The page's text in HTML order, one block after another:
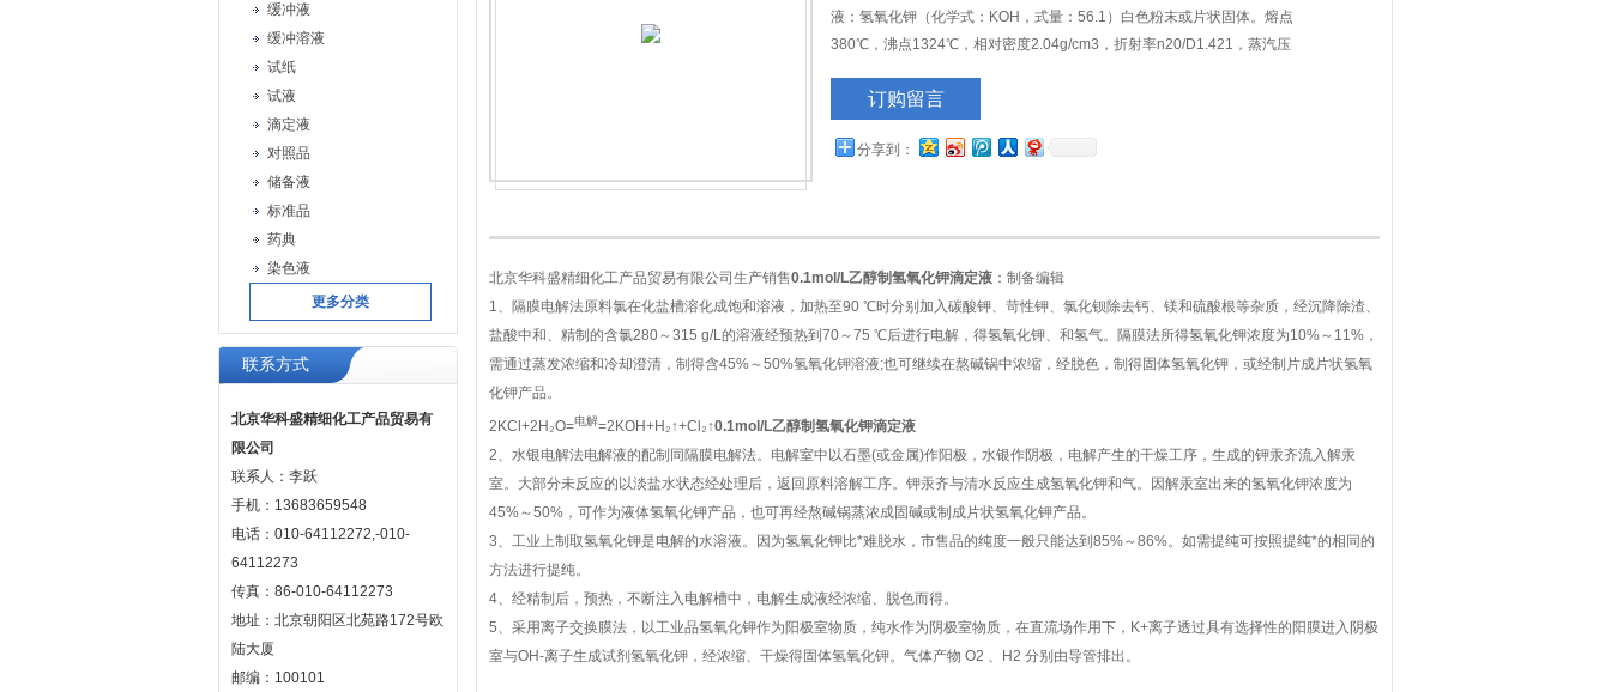
缓冲液
缓冲溶液
试纸
试液
滴定液
对照品
储备液
标准品
药典
染色液
更多分类
联系方式
北京华科盛精细化工产品贸易有
限公司
联系人：李跃
手机：13683659548
电话：010-64112272,-010-
64112273
传真：86-010-64112273
地址：北京朝阳区北苑路172号欧
陆大厦
邮编：100101
液：氢氧化钾（化学式：KOH，式量：56.1）白色粉末或片状固体。熔点
380℃，沸点1324℃，相对密度2.04g/cm3，折射率n20/D1.421，蒸汽压
pH为13.5。极易吸收空气中水分而潮解，吸收二氧化碳而成碳酸钾。溶于约0.6
订购留言
分享到：
北京华科盛精细化工产品贸易有限公司生产销售0.1mol/L乙醇制氢氧化钾滴定液 ：制备编辑
1、隔膜电解法原料氯在化盐槽溶化成饱和溶液，加热至90 ℃时分别加入碳酸钾、苛性钾、氯化钡除去钙、镁和硫酸根等杂质，经沉降除渣、
盐酸中和、精制的含氯280～315 g/L的溶液经预热到70～75 ℃后进行电解，得氢氧化钾、和氢气。隔膜法所得氢氧化钾浓度为10%～11%，
需通过蒸发浓缩和冷却澄清，制得含45%～50%氢氧化钾溶液;也可继续在熬碱锅中浓缩，经脱色，制得固体氢氧化钾，或经制片成片状氢氧
化钾产品。
2KCl+2H₂O=电解=2KOH+H₂↑+Cl₂↑0.1mol/L乙醇制氢氧化钾滴定液
2、水银电解法电解液的配制同隔膜电解法。电解室中以石墨(或金属)作阳极，水银作阴极，电解产生的干燥工序，生成的钾汞齐流入解汞
室。大部分未反应的以淡盐水状态经处理后，返回原料溶解工序。钾汞齐与清水反应生成氢氧化钾和气。因解汞室出来的氢氧化钾浓度为
45%～50%，可作为液体氢氧化钾产品，也可再经熬碱锅蒸浓成固碱或制成片状氢氧化钾产品。
3、工业上制取氢氧化钾是电解的水溶液。因为氢氧化钾比*难脱水，市售品的纯度一般只能达到85%～86%。如需提纯可按照提纯*的相同的
方法进行提纯。
4、经精制后，预热，不断注入电解槽中，电解生成液经浓缩、脱色而得。
5、采用离子交换膜法，以工业品氢氧化钾作为阳极室物质，纯水作为阴极室物质，在直流场作用下，K+离子透过具有选择性的阳膜进入阴极
室与OH-离子生成试剂氢氧化钾，经浓缩、干燥得固体氢氧化钾。气体产物 O2 、H2 分别由导管排出。